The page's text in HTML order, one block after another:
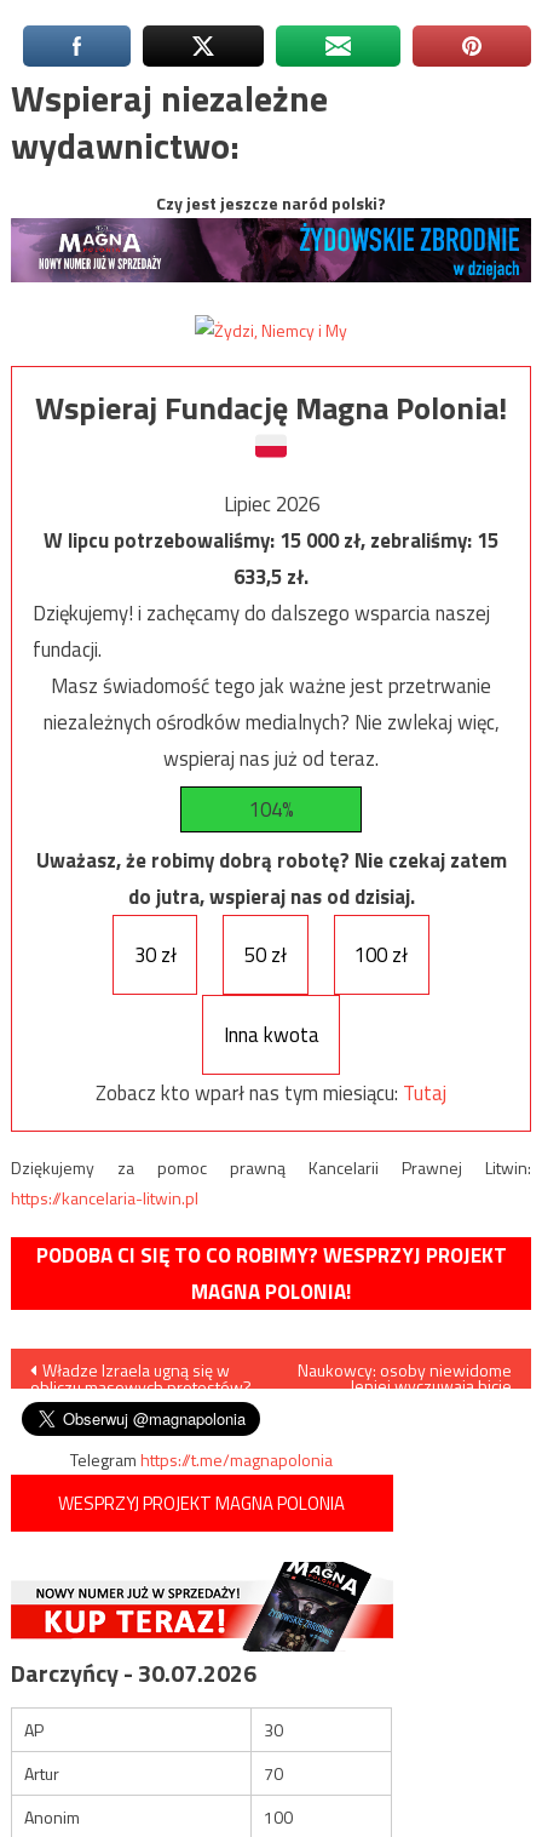
Wspieraj niezależne
wydawnictwo:
Czy jest jeszcze naród polski?
Wspieraj Fundację Magna Polonia!
Lipiec 2026
W lipcu potrzebowaliśmy:15 000zł, zebraliśmy:15
633,5zł.
Dziękujemy! i zachęcamy do dalszego wsparcia naszej
fundacji.
Masz świadomość tego jak ważne jest przetrwanie
niezależnych ośrodków medialnych? Nie zwlekaj więc,
wspieraj nas już od teraz.
104%
Uważasz, że robimy dobrą robotę? Nie czekaj zatem
do jutra, wspieraj nas od dzisiaj.
30 zł
50 zł 100 zł
Inna kwota
Zobacz kto wparł nas tym miesiącu: Tutaj
Dziękujemy za pomoc prawną Kancelarii Prawnej Litwin:
https://kancelaria-litwin.pl
PODOBA CI SIĘ TO CO ROBIMY? WESPRZYJ PROJEKT
MAGNA POLONIA!
Nawigacja
wpisu
Władze Izraela ugną się w
obliczu masowych protestów?
Naukowcy: osoby niewidome
lepiej wyczuwają bicie
Telegramhttps://t.me/magnapolonia
WESPRZYJ PROJEKT MAGNA POLONIA
Darczyńcy - 30.07.2026
AP
30
Artur
70
Anonim
100